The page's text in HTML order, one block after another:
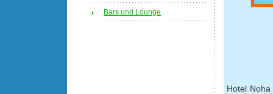
Hotel
Bars und Lounge